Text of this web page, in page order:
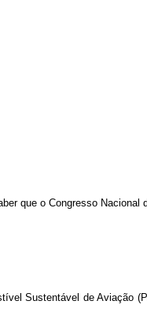
que o Congresso
Sustentável de Aviação